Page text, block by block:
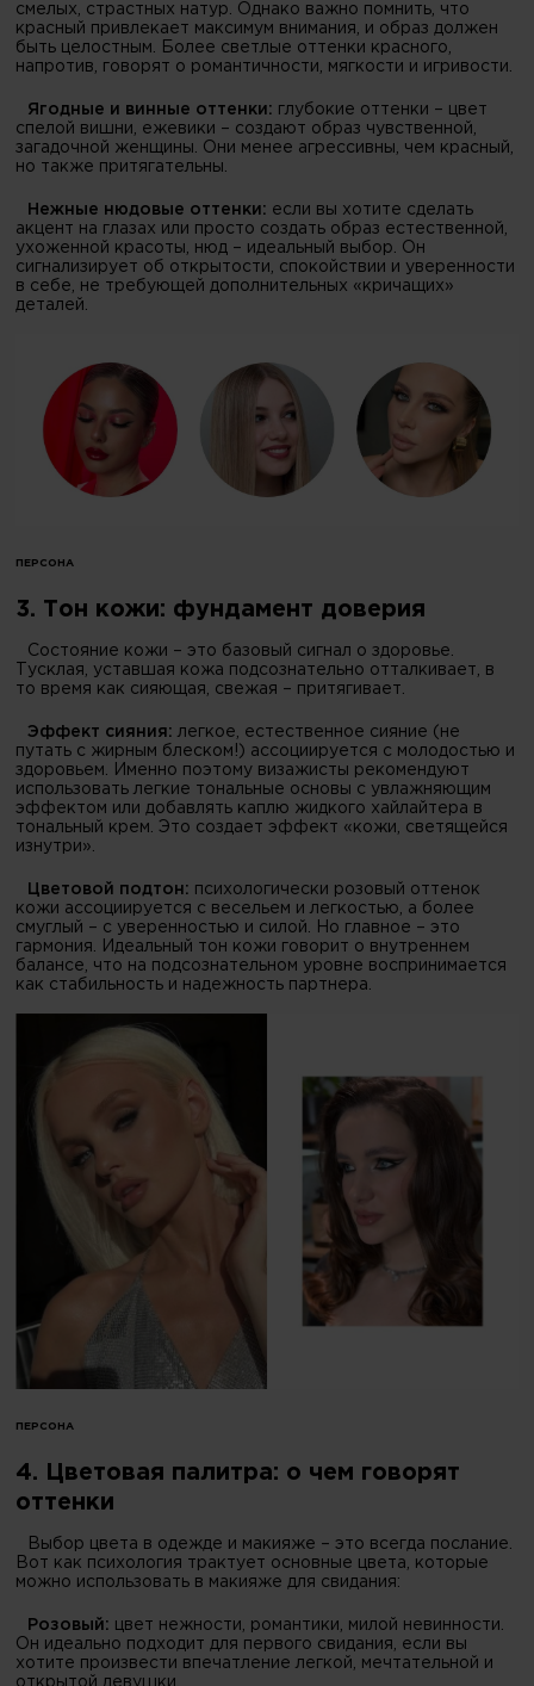
смелых, страстных натур. Однако важно помнить, что
красный привлекает максимум внимания, и образ должен
быть целостным. Более светлые оттенки красного,
напротив, говорят о романтичности, мягкости и игривости.
Ягодные и винные оттенки: глубокие оттенки – цвет
спелой вишни, ежевики – создают образ чувственной,
загадочной женщины. Они менее агрессивны, чем красный,
но также притягательны.
Нежные нюдовые оттенки: если вы хотите сделать
акцент на глазах или просто создать образ естественной,
ухоженной красоты, нюд – идеальный выбор. Он
сигнализирует об открытости, спокойствии и уверенности
в себе, не требующей дополнительных «кричащих»
деталей.
ПЕРСОНА
3. Тон кожи: фундамент доверия
Состояние кожи – это базовый сигнал о здоровье.
Тусклая, уставшая кожа подсознательно отталкивает, в
то время как сияющая, свежая – притягивает.
Эффект сияния: легкое, естественное сияние (не
путать с жирным блеском!) ассоциируется с молодостью и
здоровьем. Именно поэтому визажисты рекомендуют
использовать легкие тональные основы с увлажняющим
эффектом или добавлять каплю жидкого хайлайтера в
тональный крем. Это создает эффект «кожи, светящейся
изнутри».
Цветовой подтон: психологически розовый оттенок
кожи ассоциируется с весельем и легкостью, а более
смуглый – с уверенностью и силой. Но главное – это
гармония. Идеальный тон кожи говорит о внутреннем
балансе, что на подсознательном уровне воспринимается
как стабильность и надежность партнера.
ПЕРСОНА
4. Цветовая палитра: о чем говорят
оттенки
Выбор цвета в одежде и макияже – это всегда послание.
Вот как психология трактует основные цвета, которые
можно использовать в макияже для свидания:
Розовый: цвет нежности, романтики, милой невинности.
Он идеально подходит для первого свидания, если вы
хотите произвести впечатление легкой, мечтательной и
открытой девушки.